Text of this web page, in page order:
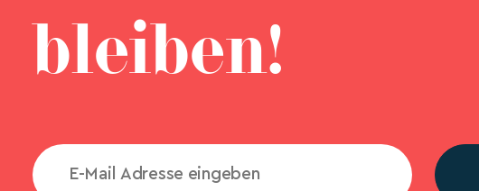
bleiben!